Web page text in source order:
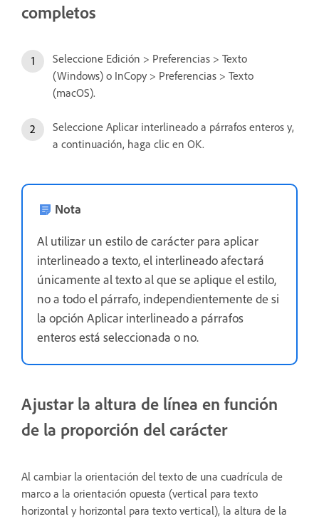
completos
Seleccione Edición > Preferencias > Texto
(Windows) o InCopy > Preferencias > Texto
(macOS).
Seleccione Aplicar interlineado a párrafos enteros y,
a continuación, haga clic en OK.
Nota
Al utilizar un estilo de carácter para aplicar
interlineado a texto, el interlineado afectará
únicamente al texto al que se aplique el estilo,
no a todo el párrafo, independientemente de si
la opción Aplicar interlineado a párrafos
enteros está seleccionada o no.
Ajustar la altura de línea en función
de la proporción del carácter
Al cambiar la orientación del texto de una cuadrícula de
marco a la orientación opuesta (vertical para texto
horizontal y horizontal para texto vertical), la altura de la